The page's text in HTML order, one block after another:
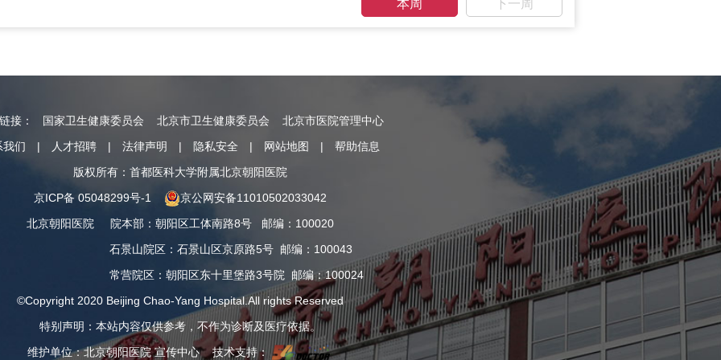
本周 下一周
接： 国家卫生健康委员会 北京市卫生健康委员会
北京市医院管理中心
我们
| 人才招聘 | 法律声明 | 隐私安全 | 网站地图 |
帮助信息
版权所有：首都医科大学附属北京朝阳医院
京ICP备 05048299号-1
京公网安备11010502033042
北京朝阳医院
院本部 ： 朝阳区工体南路8号 邮编：100020
石景山院区 ： 石景山区京原路5号 邮编：100043
常营院区 ： 朝阳区东十里堡路3号院 邮编：100024
©Copyright 2020 Beijing Chao-Yang Hospital.All rights Reserved
特别声明：本站内容仅供参考，不作为诊断及医疗依据。
维护单位：北京朝阳医院 宣传中心 技术支持：